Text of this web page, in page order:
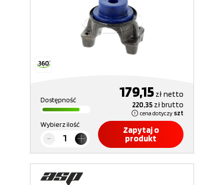
Dostępność 179,15 złnetto
220,35 złbrutto
cena dotyczy szt
Wybierz ilość
Zapytaj o
produkt